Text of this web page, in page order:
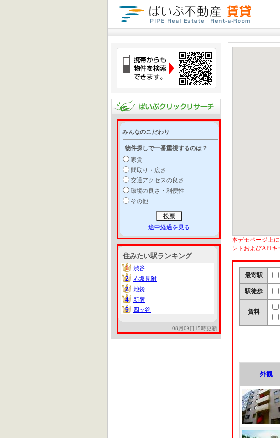
みんなのこだわり
物件探しで一番重視するのは？
家賃
間取り・広さ
交通アクセスの良さ
環境の良さ・利便性
その他
途中経過を見る
住みたい駅ランキング
1
1
渋谷
2
2
赤坂見附
2
2
池袋
4
4
新宿
5
5 四ッ谷
08月09日15時更新
本デモページ上
ントおよびAPIキ
最寄駅
駅徒歩
賃料
外観